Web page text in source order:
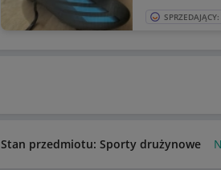
Stan przedmiotu: Sporty drużynowe